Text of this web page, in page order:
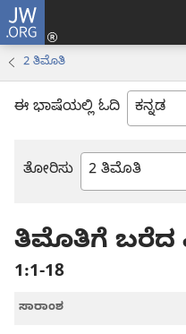
JW.ORG
2 ತಿಮೊತಿ
ಈ ಭಾಷೆಯಲ್ಲಿ ಓದಿ
ತೋರಿಸು
ಬೈಬಲ್
ತಿಮೊತಿಗೆ ಬರೆದ
1:1-18
ಸಾರಾಂಶ